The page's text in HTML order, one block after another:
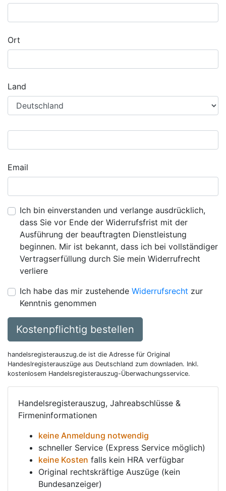
Ort
Land
Email
Ich bin einverstanden und verlange ausdrücklich,
dass Sie vor Ende der Widerrufsfrist mit der
Ausführung der beauftragten Dienstleistung
beginnen. Mir ist bekannt, dass ich bei vollständiger
Vertragserfüllung durch Sie mein Widerrufrecht
verliere
Ich habe das mir zustehende Widerrufsrecht zur
Kenntnis genommen
Kostenpflichtig bestellen
handelsregisterauszug.de ist die Adresse für Original
Handeslregisterauszüge aus Deutschland zum downladen. Inkl.
kostenlosem Handelsregisterauszug-Überwachungsservice.
Handelsregisterauszug, Jahreabschlüsse &
Firmeninformationen
keine Anmeldung notwendig
schneller Service (Express Service möglich)
keine Kosten falls kein HRA verfügbar
Original rechtskräftige Auszüge (kein
Bundesanzeiger)